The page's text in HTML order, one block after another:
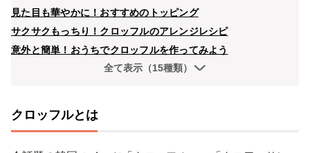
見た目も華やかに！おすすめのトッピング
サクサクもっちり！クロッフルのアレンジレシピ
意外と簡単！おうちでクロッフルを作ってみよう
全て表示（15種類）
クロッフルとは